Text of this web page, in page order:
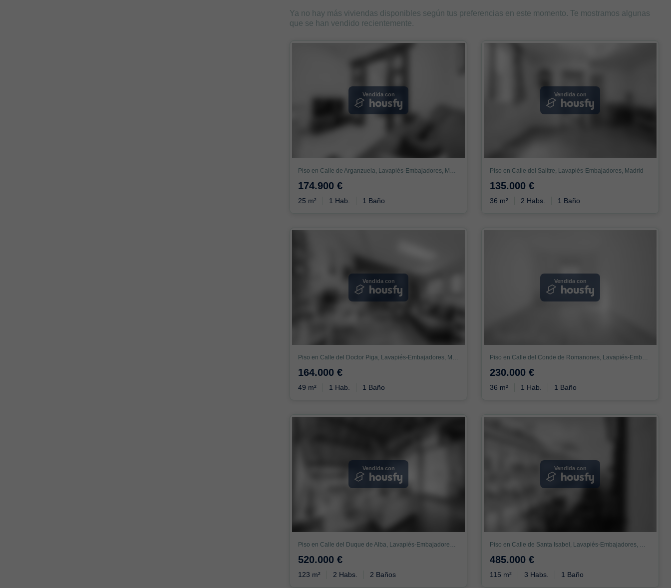
Ya no hay más viviendas disponibles según tus preferencias en este momento. Te mostramos algunas
que se han vendido recientemente.
Vendida con
174.900 €
25 m² 1 Hab. 1 Baño
Vendida con
Piso en Calle del Salitre, Lavapiés-Embajadores, Madrid
135.000 €
36 m² 2 Habs. 1 Baño
Vendida con
Piso en Calle del Doctor Piga, Lavapiés-Embajadores, Madrid
164.000 €
49 m² 1 Hab. 1 Baño
Vendida con
Piso en Calle del Conde de Romanones, Lavapiés-Embajadores, Madrid
230.000 €
36 m² 1 Hab. 1 Baño
Vendida con
520.000 €
123 m² 2 Habs. 2 Baños
Vendida con
485.000 €
115 m² 3 Habs. 1 Baño